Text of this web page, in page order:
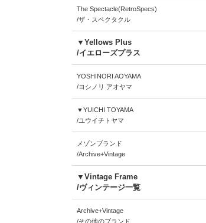
The Spectacle(RetroSpecs)
/ザ・スペクタクル
▼Yellows Plus
/イエローズプラス
YOSHINORI AOYAMA
/ヨシノリ アオヤマ
▼YUICHI TOYAMA
/ユウイチトヤマ
メゾンブランド
/Archive+Vintage
▼Vintage Frame
/ヴィンテージ一覧
Archive+Vintage
/その他のブランド